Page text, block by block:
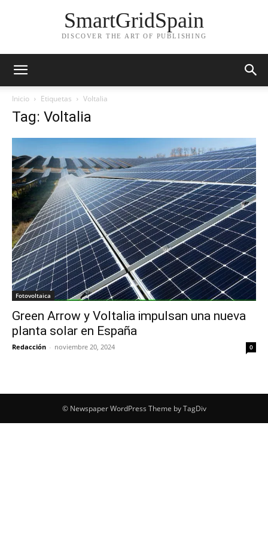
SmartGridSpain
DISCOVER THE ART OF PUBLISHING
Inicio Etiquetas Voltalia
Tag: Voltalia
Fotovoltaica
Green Arrow y Voltalia impulsan una nueva
planta solar en España
Redacción - noviembre 20, 2024 0
© Newspaper WordPress Theme by TagDiv